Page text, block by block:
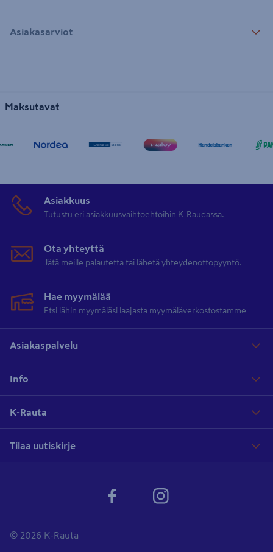
Asiakasarviot
Maksutavat
Asiakkuus
Tutustu eri asiakkuusvaihtoehtoihin K-Raudassa.
Ota yhteyttä
Jätä meille palautetta tai lähetä yhteydenottopyyntö.
Hae myymälää
Etsi lähin myymäläsi laajasta myymäläverkostostamme
Asiakaspalvelu
Info
K-Rauta
Tilaa uutiskirje
© 2026 K-Rauta